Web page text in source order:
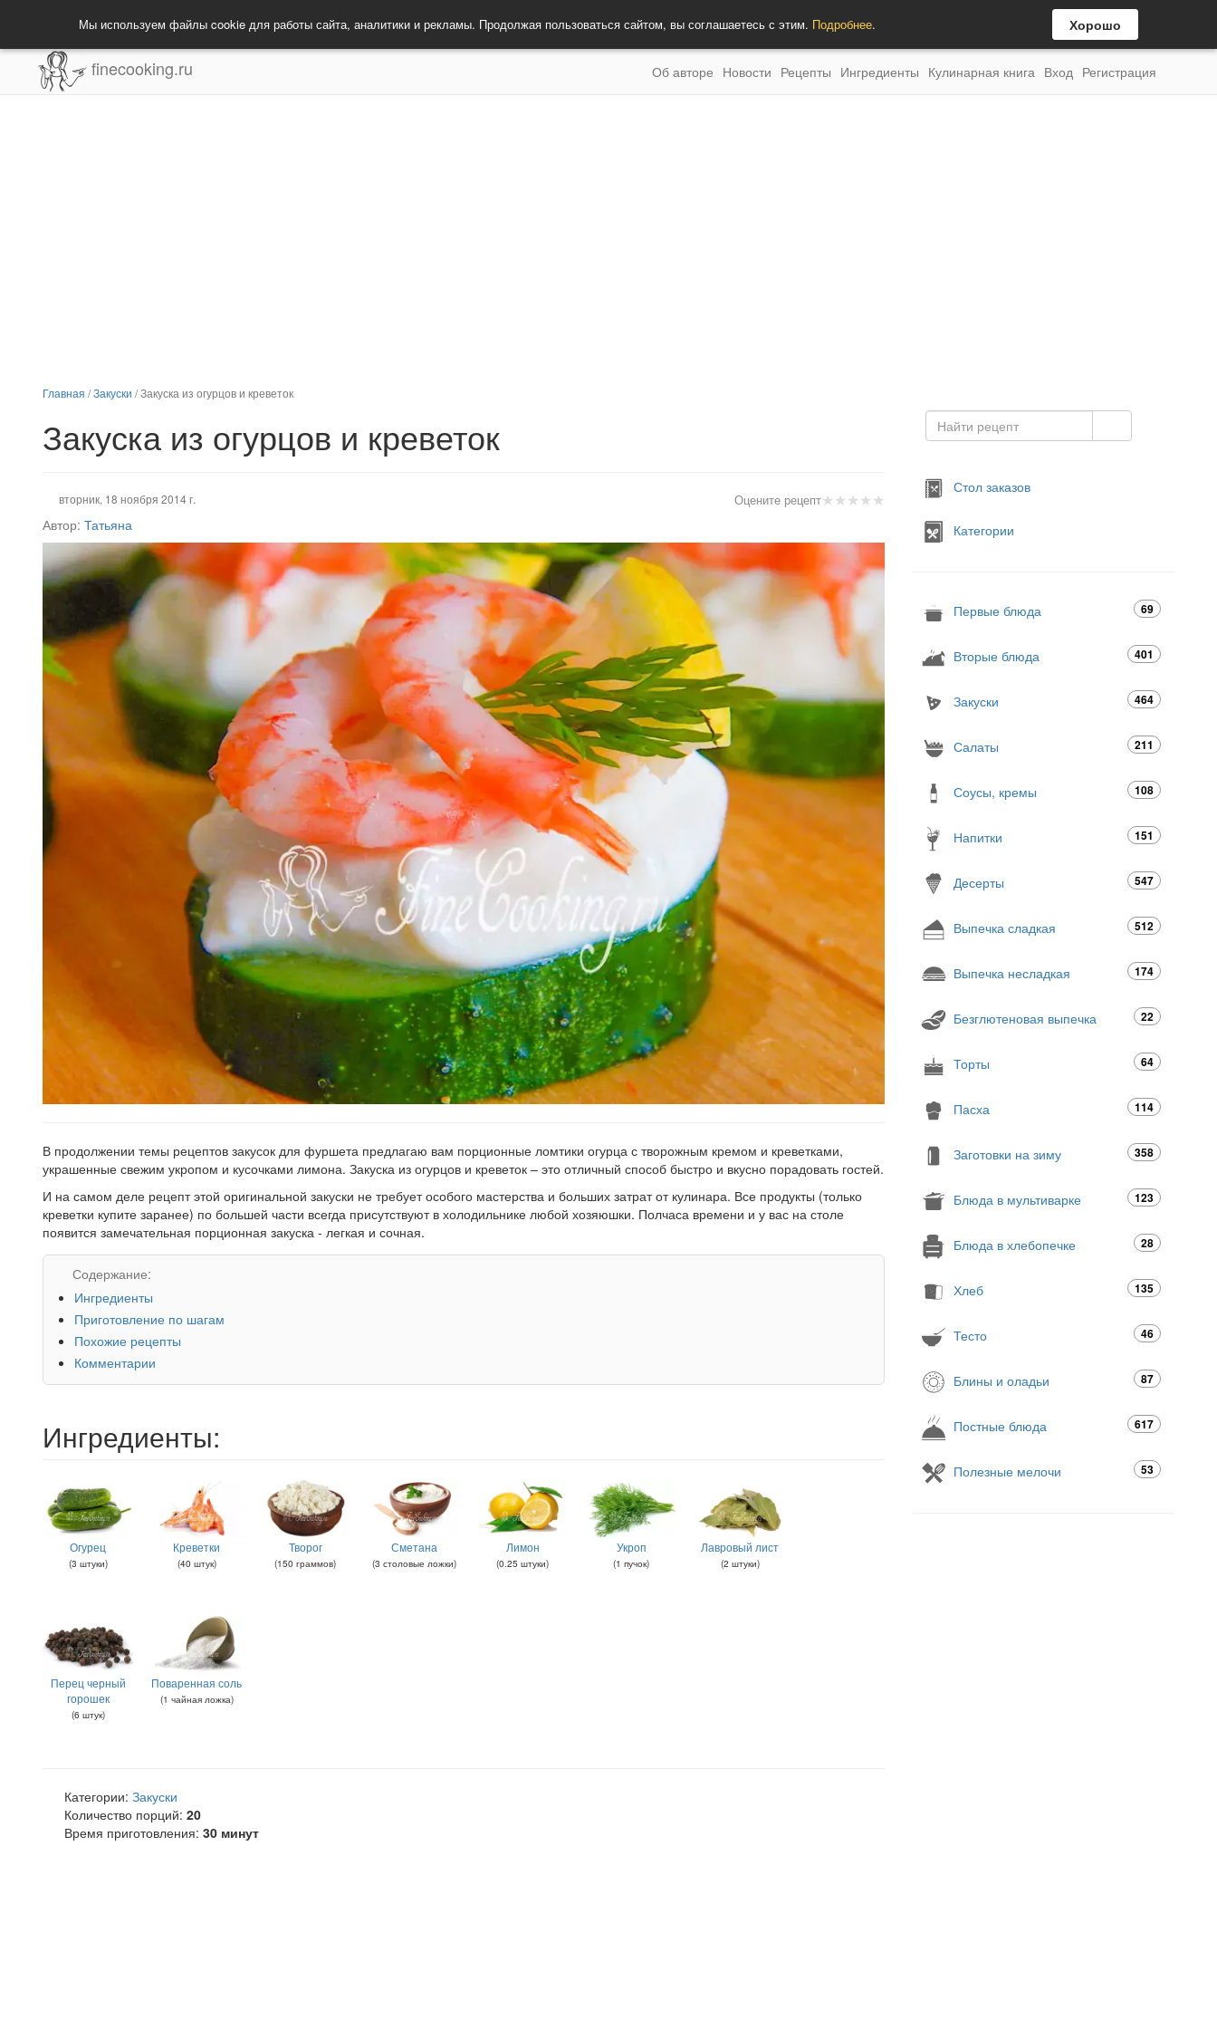
Мы используем файлы cookie для работы сайта, аналитики и рекламы. Продолжая пользоваться сайтом, вы соглашаетесь с этим. Подробнее. Хорошо
finecooking.ru Об авторе Новости Рецепты Ингредиенты Кулинарная книга Вход Регистрация
Главная /Закуски /Закуска из огурцов и креветок
Закуска из огурцов и креветок
★★★★★
Оцените рецепт
вторник, 18 ноября 2014 г.
Автор: Татьяна
В продолжении темы рецептов закусок для фуршета предлагаю вам порционные ломтики огурца с творожным кремом и креветками,
украшенные свежим укропом и кусочками лимона. Закуска из огурцов и креветок – это отличный способ быстро и вкусно порадовать гостей.
И на самом деле рецепт этой оригинальной закуски не требует особого мастерства и больших затрат от кулинара. Все продукты (только
креветки купите заранее) по большей части всегда присутствуют в холодильнике любой хозяюшки. Полчаса времени и у вас на столе
появится замечательная порционная закуска - легкая и сочная.
Содержание:
Ингредиенты
Приготовление по шагам
Похожие рецепты
Комментарии
Ингредиенты:
Огурец
(3 штуки)
Креветки
(40 штук)
Творог
(150 граммов)
Сметана
(3 столовые ложки)
Лимон
(0.25 штуки)
Укроп
(1 пучок)
Лавровый лист
(2 штуки)
Перец черный
горошек
(6 штук)
Поваренная соль
(1 чайная ложка)
Категории: Закуски
Количество порций: 20
Время приготовления: 30 минут
Стол заказов
Категории
Первые блюда 69
Вторые блюда 401
Закуски 464
Салаты 211
Соусы, кремы 108
Напитки 151
Десерты 547
Выпечка сладкая 512
Выпечка несладкая 174
Безглютеновая выпечка 22
Торты 64
Пасха 114
Заготовки на зиму 358
Блюда в мультиварке 123
Блюда в хлебопечке 28
Хлеб 135
Тесто 46
Блины и оладьи 87
Постные блюда 617
Полезные мелочи 53